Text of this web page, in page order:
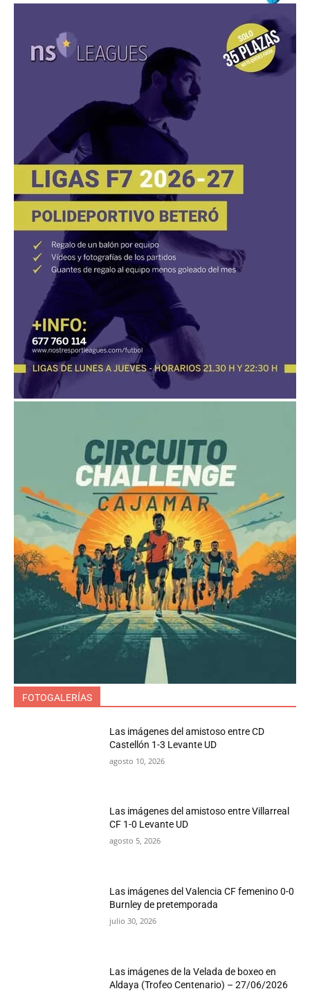
FOTOGALERÍAS
Las imágenes del amistoso entre CD
Castellón 1-3 Levante UD
agosto 10, 2026
Las imágenes del amistoso entre Villarreal
CF 1-0 Levante UD
agosto 5, 2026
Las imágenes del Valencia CF femenino 0-0
Burnley de pretemporada
julio 30, 2026
Las imágenes de la Velada de boxeo en
Aldaya (Trofeo Centenario) – 27/06/2026